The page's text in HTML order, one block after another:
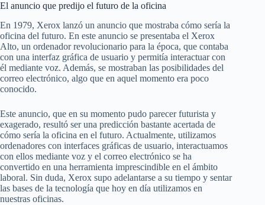
El anuncio que predijo el futuro de la oficina
En 1979, Xerox lanzó un anuncio que mostraba cómo sería la
oficina del futuro. En este anuncio se presentaba el Xerox
Alto, un ordenador revolucionario para la época, que contaba
con una interfaz gráfica de usuario y permitía interactuar con
él mediante voz. Además, se mostraban las posibilidades del
correo electrónico, algo que en aquel momento era poco
conocido.
Este anuncio, que en su momento pudo parecer futurista y
exagerado, resultó ser una predicción bastante acertada de
cómo sería la oficina en el futuro. Actualmente, utilizamos
ordenadores con interfaces gráficas de usuario, interactuamos
con ellos mediante voz y el correo electrónico se ha
convertido en una herramienta imprescindible en el ámbito
laboral. Sin duda, Xerox supo adelantarse a su tiempo y sentar
las bases de la tecnología que hoy en día utilizamos en
nuestras oficinas.